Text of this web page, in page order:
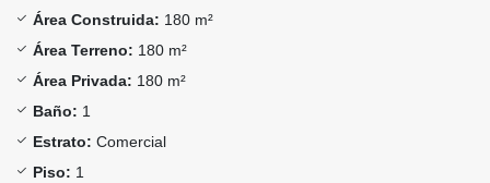
Área Construida: 180 m²
Área Terreno: 180 m²
Área Privada: 180 m²
Baño: 1
Estrato: Comercial
Piso: 1